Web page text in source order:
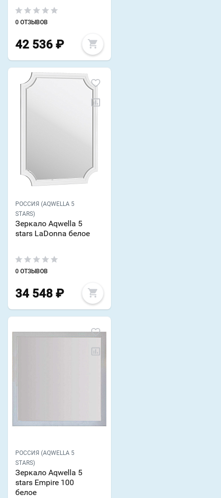
0 ОТЗЫВОВ
42 536 ₽
РОССИЯ (AQWELLA 5
STARS)
Зеркало Aqwella 5
stars LaDonna белое
0 ОТЗЫВОВ
34 548 ₽
РОССИЯ (AQWELLA 5
STARS)
Зеркало Aqwella 5
stars Empire 100
белое